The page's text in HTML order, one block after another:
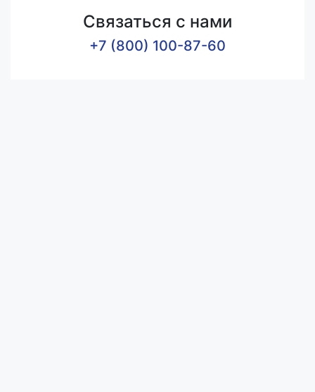
Связаться с нами
+7 (800) 100-87-60